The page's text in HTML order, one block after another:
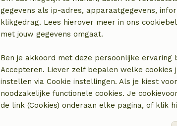
gegevens als ip-adres, apparaatgegevens,
klikgedrag. Lees hierover meer in ons
met jouw gegevens omgaat.
Ben je akkoord met deze persoonlijke ervaring
Accepteren. Liever zelf bepalen welke cookies
instellen via Cookie instellingen. Als je kiest
noodzakelijke functionele cookies. Je
de link (Cookies) onderaan elke pagina, of klik